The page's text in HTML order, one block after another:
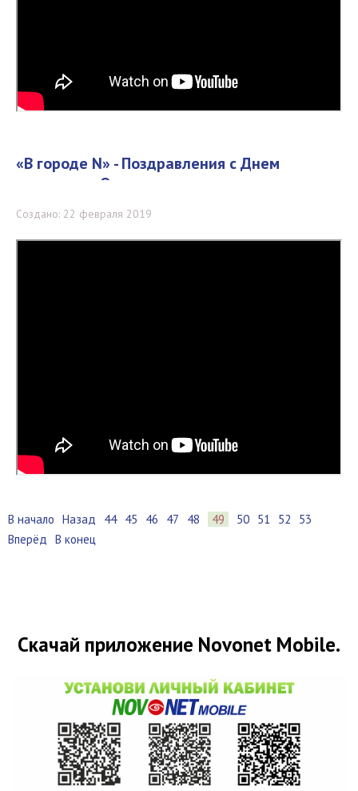
«В городе N» - Поздравления с Днем
защитника Отечества
Создано: 22 февраля 2019
В начало Назад 44 45 46 47 48 49 50 51 52
53
Вперёд В конец
Скачай приложение Novonet Mobile.